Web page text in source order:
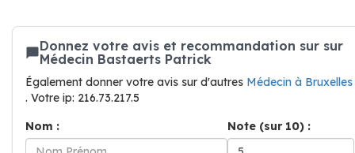
Donnez votre avis et recommandation sur sur
Médecin Bastaerts Patrick
Également donner votre avis sur d'autres Médecin à Bruxelles
. Votre ip: 216.73.217.5
Nom :
Note (sur 10) :